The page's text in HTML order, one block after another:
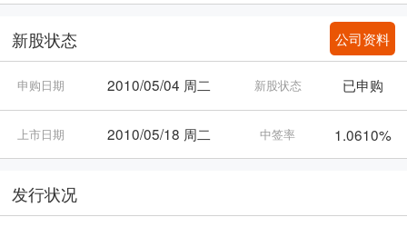
新股状态 公司资料
申购日期 2010/05/04 周二 新股状态 已申购
上市日期 2010/05/18 周二 中签率 1.0610%
发行状况